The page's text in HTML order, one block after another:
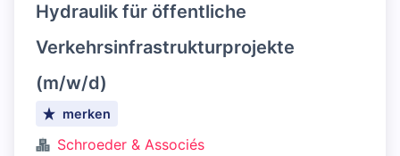
Hydraulik für öffentliche
Verkehrsinfrastrukturprojekte
(m/w/d)
merken
Schroeder & Associés